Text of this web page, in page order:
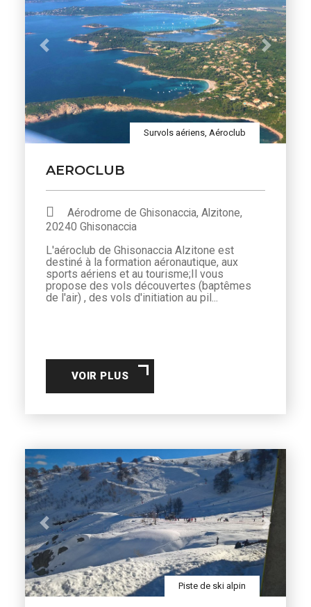
Previous Next
Survols aériens, Aéroclub
AEROCLUB
Aérodrome de Ghisonaccia, Alzitone,
20240 Ghisonaccia
L'aéroclub de Ghisonaccia Alzitone est
destiné à la formation aéronautique, aux
sports aériens et au tourisme;Il vous
propose des vols découvertes (baptêmes
de l'air) , des vols d'initiation au pil...
VOIR PLUS
Previous Next
Piste de ski alpin